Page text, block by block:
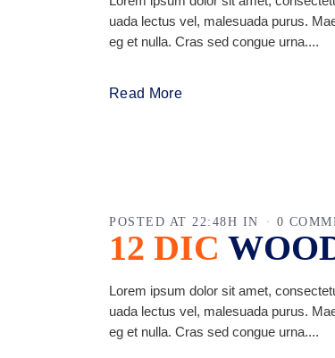
uada lectus vel, malesuada purus.
eg et nulla. Cras sed congue urna....
Read More
12 DIC
POSTED AT 22:48H IN 0
Lorem ipsum dolor sit amet,
uada lectus vel, malesuada purus.
eg et nulla. Cras sed congue urna....